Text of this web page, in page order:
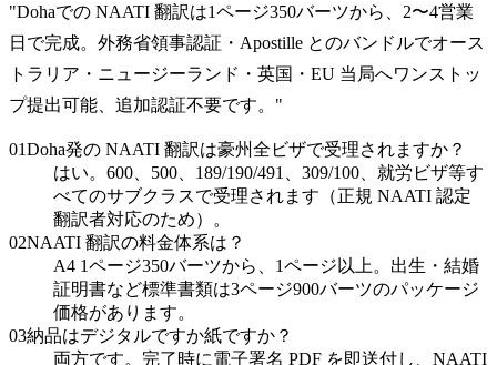
"Dohaでの NAATI 翻訳は1ページ350バーツから、2〜4営業
日で完成。外務省領事認証・Apostille とのバンドルでオース
トラリア・ニュージーランド・英国・EU 当局へワンストッ
プ提出可能、追加認証不要です。 "
01Doha発の NAATI 翻訳は豪州全ビザで受理されますか？
はい。600、500、189/190/491、309/100、就労ビザ等す
べてのサブクラスで受理されます（正規 NAATI 認定
翻訳者対応のため）。
02NAATI 翻訳の料金体系は？
A4 1ページ350バーツから、1ページ以上。出生・結婚
証明書など標準書類は3ページ900バーツのパッケージ
価格があります。
03納品はデジタルですか紙ですか？
両方です。完了時に電子署名 PDF を即送付し、NAATI